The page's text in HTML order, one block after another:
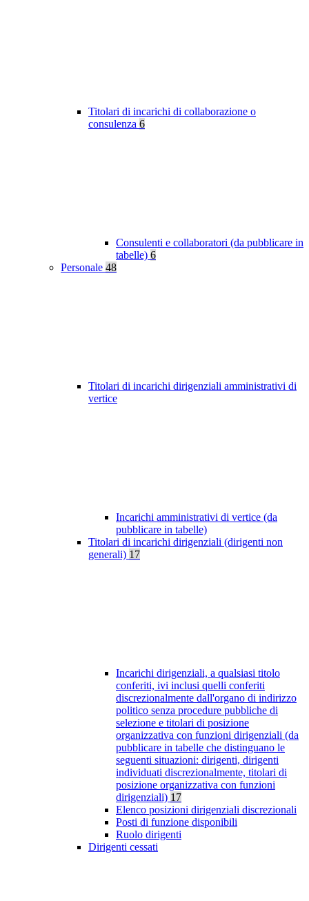
Titolari di incarichi di collaborazione o
consulenza 6
Consulenti e collaboratori (da pubblicare in
tabelle) 6
Personale 48
Titolari di incarichi dirigenziali amministrativi di
vertice
Incarichi amministrativi di vertice (da
pubblicare in tabelle)
Titolari di incarichi dirigenziali (dirigenti non
generali) 17
Incarichi dirigenziali, a qualsiasi titolo
conferiti, ivi inclusi quelli conferiti
discrezionalmente dall'organo di indirizzo
politico senza procedure pubbliche di
selezione e titolari di posizione
organizzativa con funzioni dirigenziali (da
pubblicare in tabelle che distinguano le
seguenti situazioni: dirigenti, dirigenti
individuati discrezionalmente, titolari di
posizione organizzativa con funzioni
dirigenziali) 17
Elenco posizioni dirigenziali discrezionali
Posti di funzione disponibili
Ruolo dirigenti
Dirigenti cessati